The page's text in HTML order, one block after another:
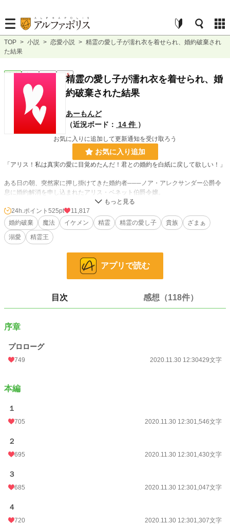
TOP > 小説 > 恋愛小説 > 精霊の愛し子が濡れ衣を着せられ、婚約破棄され
た結果
恋愛 完結 短編 R15精霊の愛し子が濡れ衣を着せられ、婚
約破棄された結果
あーもんど
（近況ボード：
14 件 ）
お気に入りに追加して更新通知を受け取ろう
お気に入り追加
「アリス！私は真実の愛に目覚めたんだ！君との婚約を白紙に戻して欲しい！」
ある日の朝、突然家に押し掛けてきた婚約者───ノア・アレクサンダー公爵令
息に婚約解消を申し込まれたアリス・ベネット伯爵令嬢。
婚約解消に同意したアリスだったが、ノアに『解消理由をそちらに非があるよう
に偽装して欲しい』と頼まれる。
当然ながら、アリスはそれを拒否。
他に女を作って、婚約解消を申し込まれただけでも屈辱なのに、そのうえ解消理
由を偽装するなど有り得ない。
その数日後、アカデミーの卒業パーティーへ出席したアリスはノアと再会する。
彼の隣には想い人と思われる女性の姿が·····。
『まだ正式に婚約解消した訳でもないのに、他の女とパーティーに出席するだな
んて·····』と呆れ返るアリスに、ノアは大声で叫んだ。
ら、他の男と寝た君とは結婚出来ない！」
濡れ衣を着せられたアリスはノアを冷めた目で見つめる。
※本作を読んでご気分を害される可能性がありますので、閲覧注意です(詳しく
※息抜き作品です。クオリティはそこまで高くありません。
※本作のざまぁは物理です。社会的制裁などは特にありません。
24h.ポイント 525pt
11,817
婚約破棄
魔法 イケメン 精霊 精霊の愛し子 貴族
ざまぁ
溺愛
精霊王
アプリで読む
目次 感想（118件）
序章
プロローグ
749 2020.11.30 12:30429文字
本編
１
705 2020.11.30 12:301,546文字
２
695 2020.11.30 12:301,430文字
３
685 2020.11.30 12:301,047文字
４
720 2020.11.30 12:301,307文字